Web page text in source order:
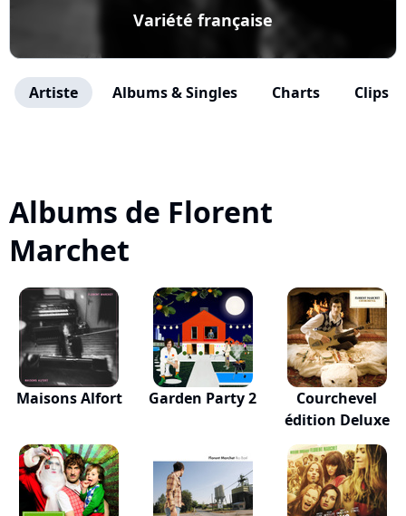
Variété française
Artiste Albums & Singles Charts Clips
Albums de Florent
Marchet
Maisons Alfort Garden Party 2
Courchevel
édition Deluxe